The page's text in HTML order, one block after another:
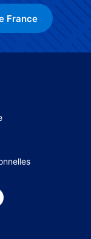
France